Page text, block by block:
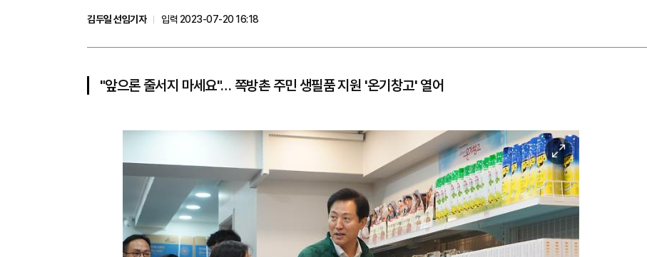
김두일 선임기자
입력 2023-07-20 16:18
"앞으론 줄서지 마세요"… 쪽방촌 주민 생필품 지원 '온기창고' 열어
이
미
지
확